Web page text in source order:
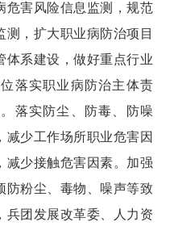
危害风险信息监测，规范
，扩大职业病防治项目
体系建设，做好重点行业
落实职业病防治主体责
落实防尘、防毒、防噪
减少工作场所职业危害因
减少接触危害因素。加强
防粉尘、毒物、噪声等致
兵团发展改革委、人力资